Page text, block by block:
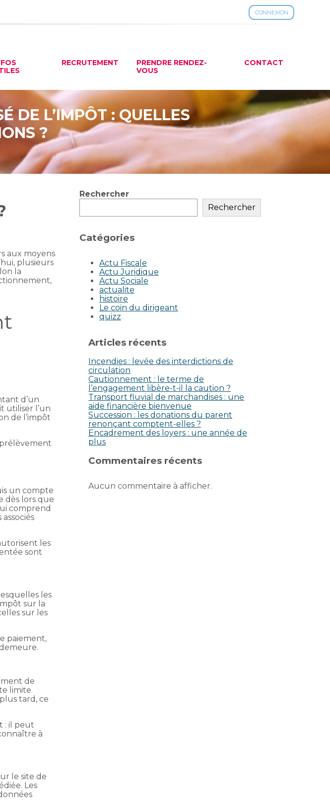
CONNEXION
RECRUTEMENT
PRENDRE RENDEZ-
VOUS
CONTACT
DE L’IMPÔT : QUELLES
?
aux moyens
plusieurs
la
d’un
utiliser l’un
de l’impôt
un compte
dès lors que
comprend
les
sont
les
sur la
sur les
paiement,
de
limite
tard, ce
: il peut
à
le site de
Les
Blog
Rechercher
Rechercher
Catégories
Actu Fiscale
Actu Juridique
Actu Sociale
actualite
histoire
Le coin du dirigeant
quizz
Articles récents
Incendies : levée des interdictions de
circulation
Cautionnement : le terme de
l’engagement libère-t-il la caution ?
Transport fluvial de marchandises : une
aide financière bienvenue
Succession : les donations du parent
renonçant comptent-elles ?
Encadrement des loyers : une année de
plus
Commentaires récents
Aucun commentaire à afficher.